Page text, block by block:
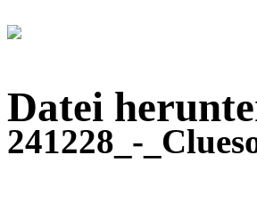
Datei
241228_-